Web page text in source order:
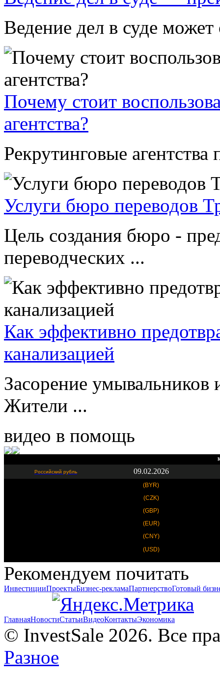
Ведение дел в суде
Почему стоит
агентства?
Рекрутинговые агентства
Услуги бюро переводов
Цель создания бюро -
переводческих ...
Как эффективно
канализацией
Засорение умывальников
Жители ...
видео в помощь
Российский рубль 09.02.2026
(BYR)
(CZK)
(GBP)
(EUR)
(CNY)
(USD)
Рекомендуем почитать
ИнвестицииПроектыБизнес-рекламаПартнерствоГотовый
ГлавнаяНовостиСтатьиВидеоКонтактыЭкономика
© InvestSale 2026. Все
Разное